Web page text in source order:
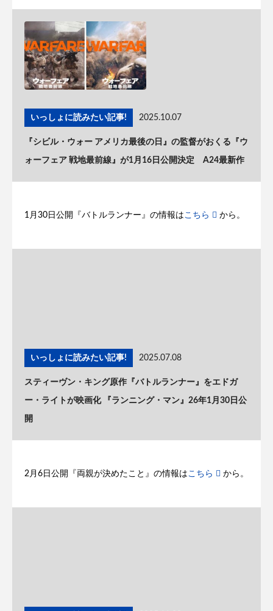
いっしょに読みたい記事! 2025.10.07
『シビル・ウォー アメリカ最後の日』の監督がおくる『ウ
ォーフェア 戦地最前線』が1月16日公開決定 A24最新作
1月30日公開『バトルランナー』の情報はこちら から。
いっしょに読みたい記事! 2025.07.08
スティーヴン・キング原作『バトルランナー』をエドガ
ー・ライトが映画化 『ランニング・マン』26年1月30日公
開
2月6日公開『両親が決めたこと』の情報は こちら から。